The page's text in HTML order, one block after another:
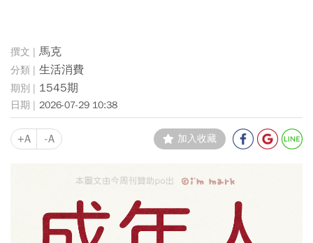
馬克
生活消費
1545期
2026-07-29 10:38
+A -A 加入收藏